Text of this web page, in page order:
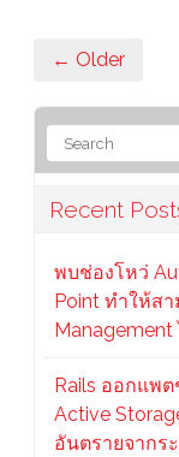
← Older
Recent
พบช่องโหว่
Point ทำให้ส
Management
Rails ออกแพ
Active
อันตรายจากร